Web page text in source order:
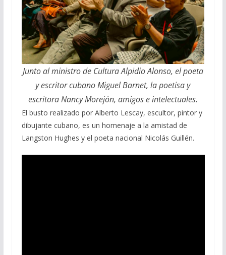
Junto al ministro de Cultura Alpidio Alonso, el poeta
y escritor cubano Miguel Barnet, la poetisa y
escritora Nancy Morejón, amigos e intelectuales.
El busto realizado por Alberto Lescay, escultor, pintor y
dibujante cubano, es un homenaje a la amistad de
Langston Hughes y el poeta nacional Nicolás Guillén.